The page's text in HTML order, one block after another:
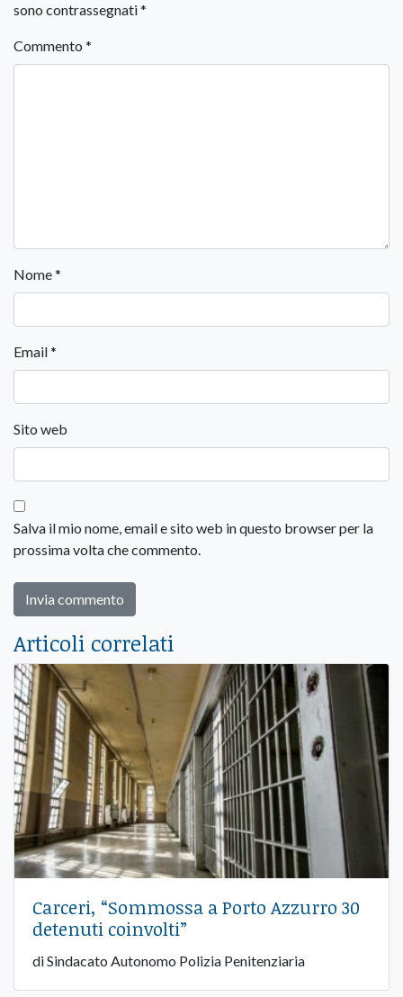
sono contrassegnati*
Commento *
Nome*
Email*
Sito web
Salva il mio nome, email e sito web in questo browser per la
prossima volta che commento.
Articoli correlati
Carceri, “Sommossa a Porto Azzurro 30
detenuti coinvolti”
di Sindacato Autonomo Polizia Penitenziaria